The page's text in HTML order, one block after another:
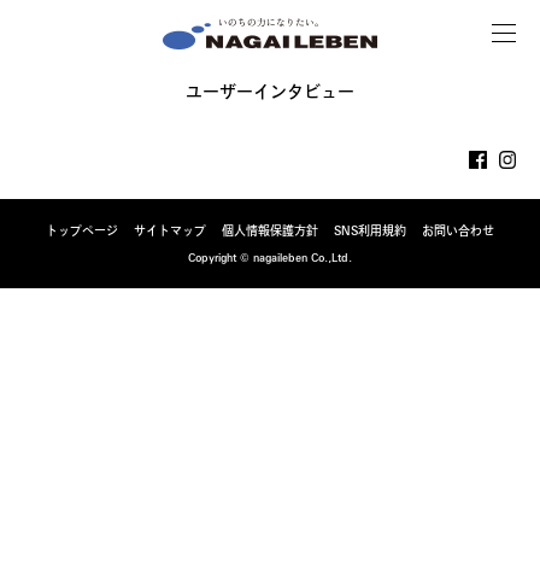
MENU
ユーザーインタビュー
トップページ サイトマップ 個人情報保護方針 SNS利用規約
お問い合わせ
Copyright © nagaileben Co.,Ltd.